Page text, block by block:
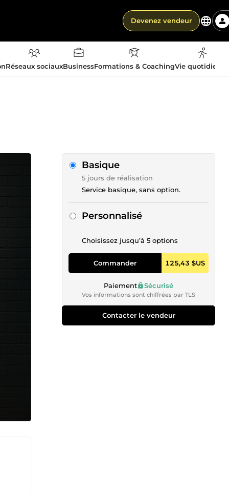
Devenez vendeur
Réseaux sociauxBusinessFormations & CoachingVie
Basique
5 jours de réalisation
Service basique, sans option.
Personnalisé
Choisissez jusqu’à 5 options
Commander 125,43 $US
Paiement Sécurisé
Vos informations sont chiffrées par TLS
Contacter le vendeur